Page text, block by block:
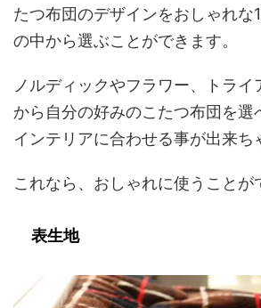
たつ布団のデザインをおしゃれな
の中から選ぶことができます。
ノルディックやフラワー、トライ
から自分の好みのこたつ布団を選
インテリアに合わせる事が出来ち
これなら、おしゃれに使うことが
表生地